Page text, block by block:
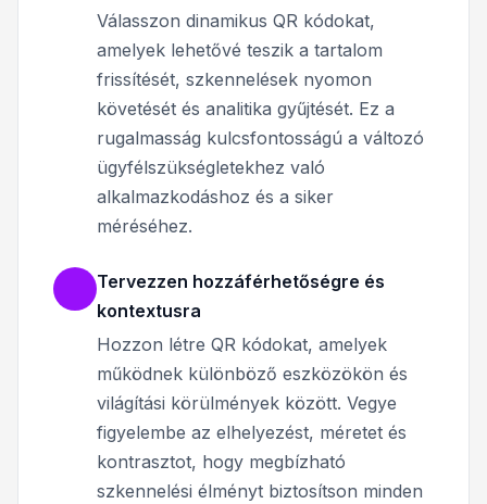
Válasszon dinamikus QR kódokat,
amelyek lehetővé teszik a tartalom
frissítését, szkennelések nyomon
követését és analitika gyűjtését. Ez a
rugalmasság kulcsfontosságú a változó
ügyfélszükségletekhez való
alkalmazkodáshoz és a siker
méréséhez.
Tervezzen hozzáférhetőségre és
kontextusra
Hozzon létre QR kódokat, amelyek
működnek különböző eszközökön és
világítási körülmények között. Vegye
figyelembe az elhelyezést, méretet és
kontrasztot, hogy megbízható
szkennelési élményt biztosítson minden